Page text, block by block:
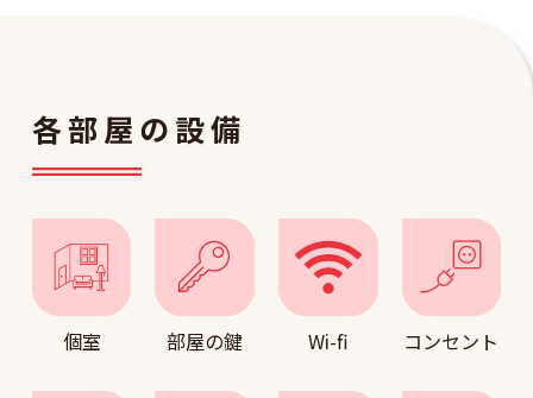
各部屋の設備
個室 部屋の鍵 Wi-fi コンセント